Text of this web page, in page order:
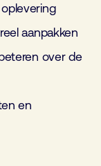
aanpakken
over de
en